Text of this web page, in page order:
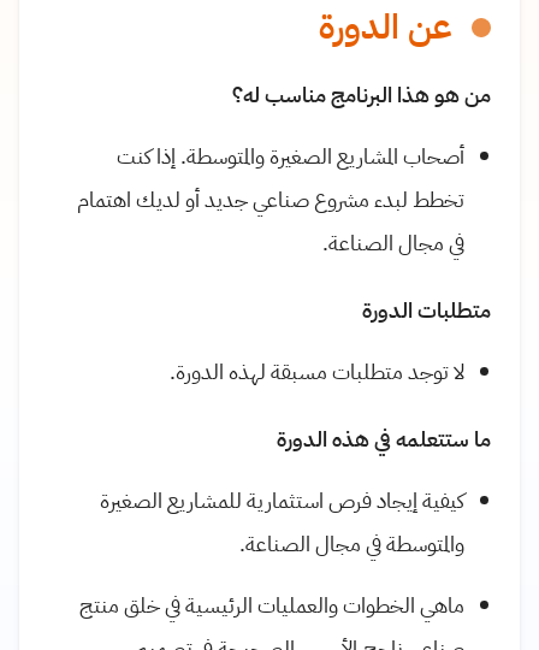
عن الدورة
من هو هذا البرنامج مناسب له؟
أصحاب المشاريع الصغيرة والمتوسطة. إذا كنت
تخطط لبدء مشروع صناعي جديد أو لديك اهتمام
في مجال الصناعة.
متطلبات الدورة
لا توجد متطلبات مسبقة لهذه الدورة.
ما ستتعلمه في هذه الدورة
كيفية إيجاد فرص استثمارية للمشاريع الصغيرة
والمتوسطة في مجال الصناعة.
ماهي الخطوات والعمليات الرئيسية في خلق منتج